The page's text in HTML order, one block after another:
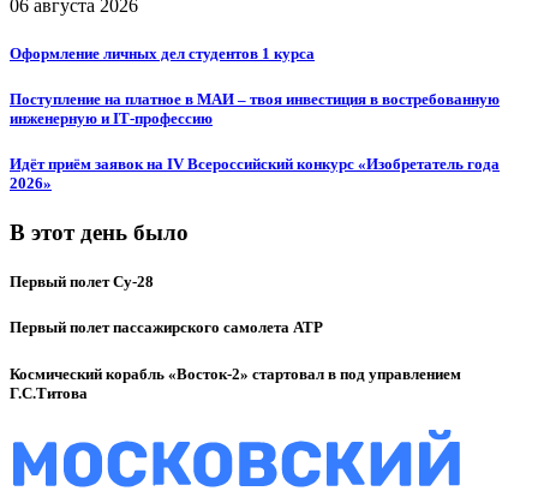
06 августа 2026
Оформление личных дел студентов 1 курса
Поступление на платное в МАИ – твоя инвестиция в востребованную
инженерную и IT‑профессию
Идёт приём заявок на IV Всероссийский конкурс «Изобретатель года
2026»
В этот день было
Первый полет Су-28
Первый полет пассажирского самолета ATP
Космический корабль «Восток-2» стартовал в под управлением
Г.С.Титова